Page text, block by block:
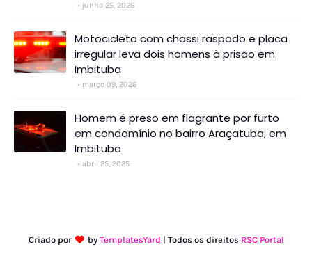
junho 25, 2026
Motocicleta com chassi raspado e placa
irregular leva dois homens à prisão em
Imbituba
março 09, 2026
Homem é preso em flagrante por furto
em condomínio no bairro Araçatuba, em
Imbituba
abril 25, 2025
Criado por by TemplatesYard | Todos os direitos RSC Portal